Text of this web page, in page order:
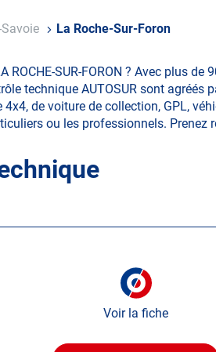
La Roche-Sur-Foron
SUR-FORON ? Avec plus
technique AUTOSUR sont
4x4, de voiture de collection, GPL,
ou les professionnels. Prenez
Voir la fiche